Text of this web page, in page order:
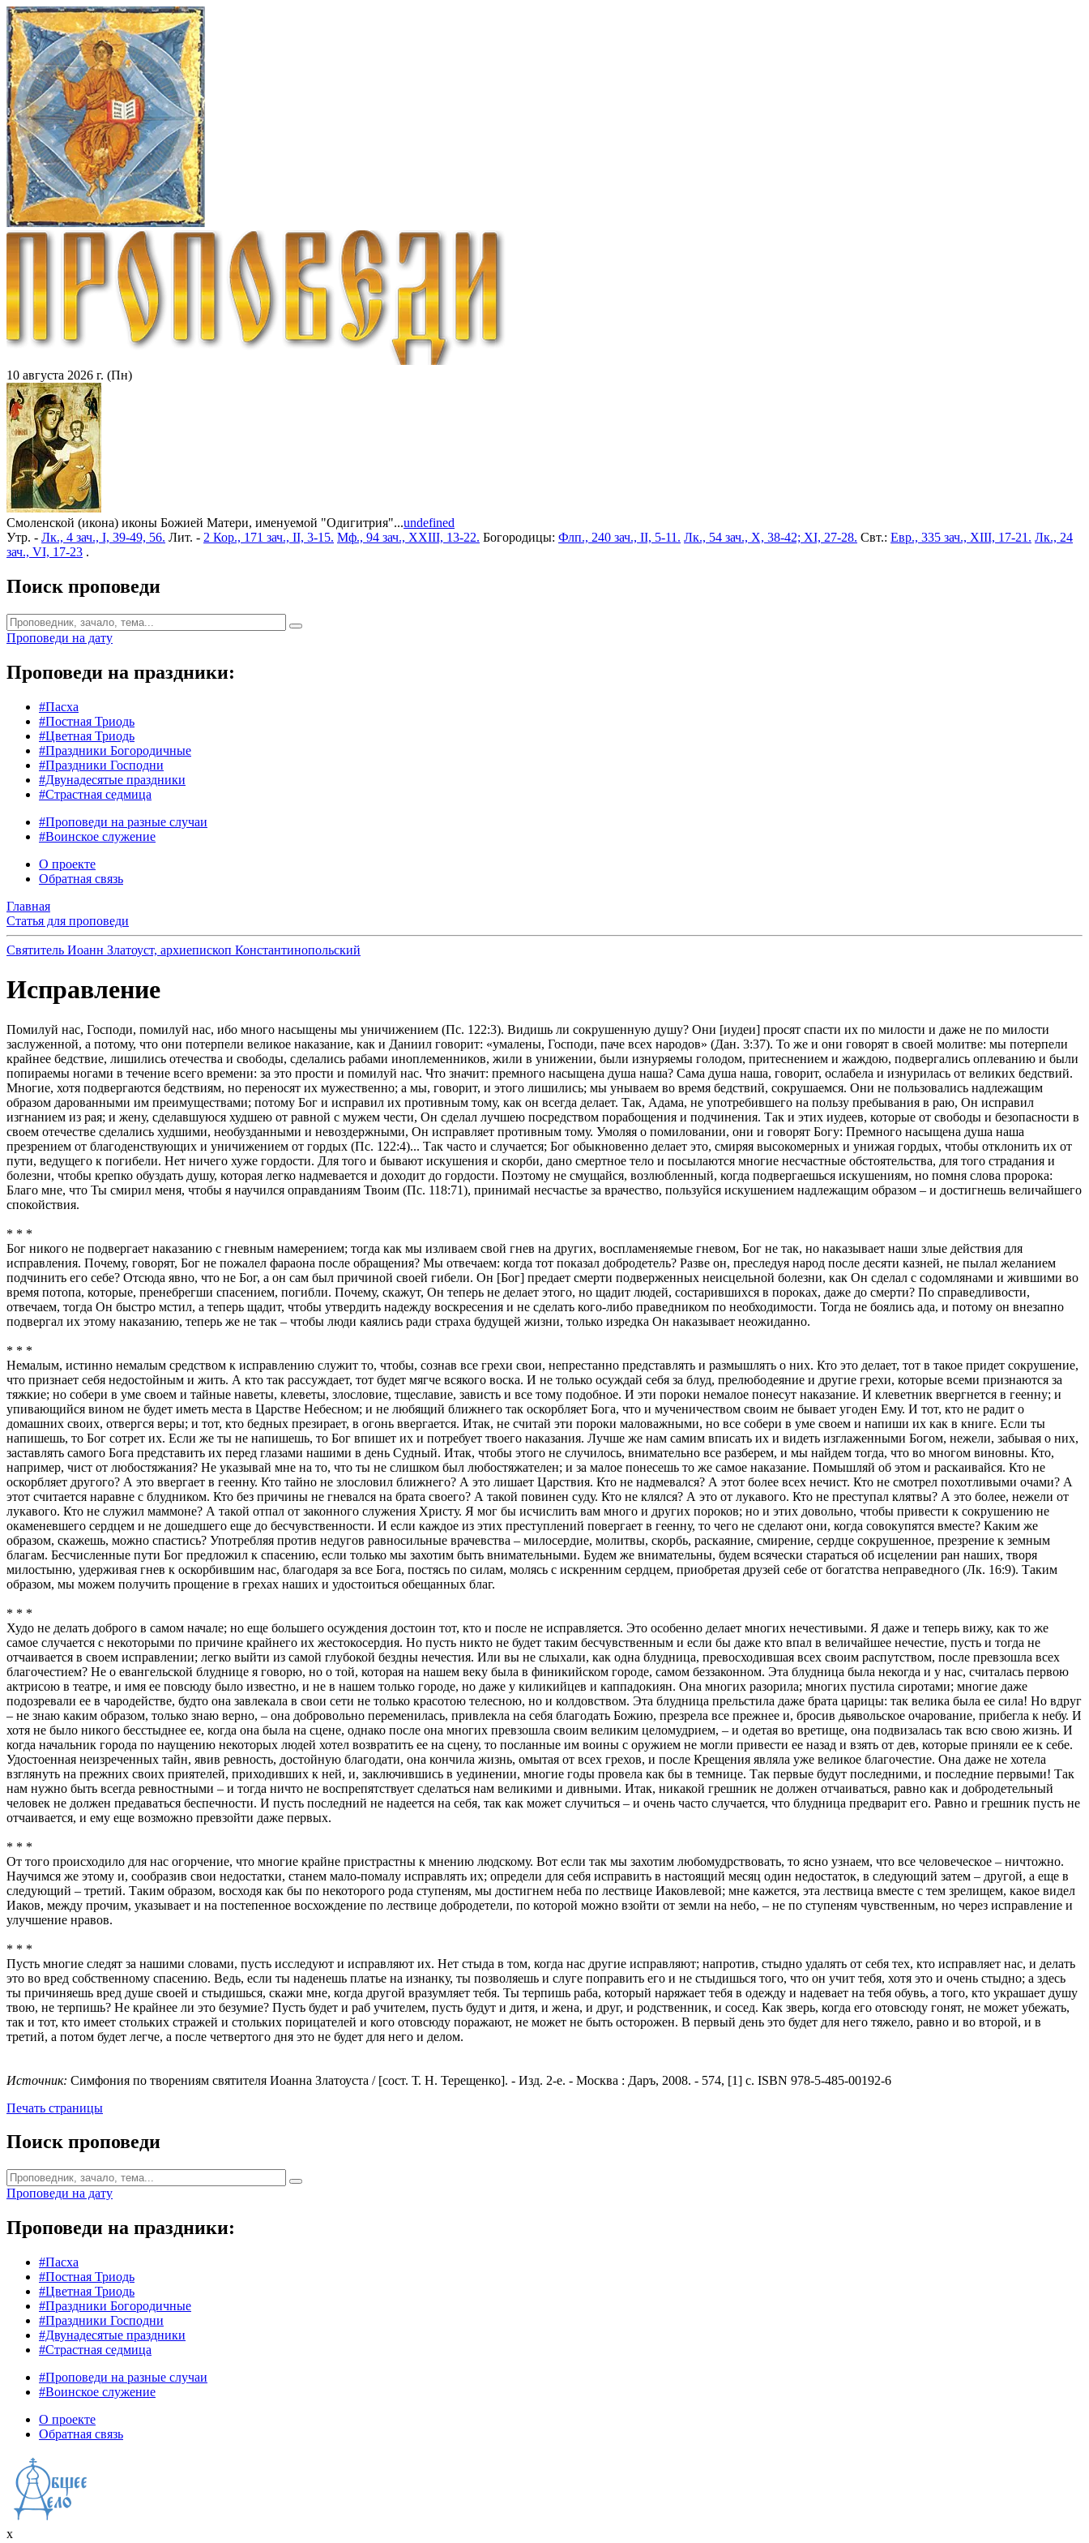
10 августа 2026 г. (Пн)
Смоленской (икона) иконы Божией Матери, именуемой "Одигитрия"...undefined
Утр. - Лк., 4 зач., I, 39-49, 56. Лит. - 2 Кор., 171 зач., II, 3-15. Мф., 94 зач., XXIII, 13-22. Богородицы: Флп., 240 зач., II, 5-11. Лк., 54 зач., X, 38-42; XI, 27-28. Свт.: Евр., 335 зач., XIII, 17-21. Лк., 24
зач., VI, 17-23 .
Поиск проповеди
Проповеди на дату
Проповеди на праздники:
#Пасха
#Постная Триодь
#Цветная Триодь
#Праздники Богородичные
#Праздники Господни
#Двунадесятые праздники
#Страстная седмица
#Проповеди на разные случаи
#Воинское служение
О проекте
Обратная связь
Главная
Статья для проповеди
Святитель Иоанн Златоуст, архиепископ Константинопольский
Исправление
Помилуй нас, Господи, помилуй нас, ибо много насыщены мы уничижением (Пс. 122:3). Видишь ли сокрушенную душу? Они [иудеи] просят спасти их по милости и даже не по милости
заслуженной, а потому, что они потерпели великое наказание, как и Даниил говорит: «умалены, Господи, паче всех народов» (Дан. 3:37). То же и они говорят в своей молитве: мы потерпели
крайнее бедствие, лишились отечества и свободы, сделались рабами иноплеменников, жили в унижении, были изнуряемы голодом, притеснением и жаждою, подвергались оплеванию и были
попираемы ногами в течение всего времени: за это прости и помилуй нас. Что значит: премного насыщена душа наша? Сама душа наша, говорит, ослабела и изнурилась от великих бедствий.
Многие, хотя подвергаются бедствиям, но переносят их мужественно; а мы, говорит, и этого лишились; мы унываем во время бедствий, сокрушаемся. Они не пользовались надлежащим
образом дарованными им преимуществами; потому Бог и исправил их противным тому, как он всегда делает. Так, Адама, не употребившего на пользу пребывания в раю, Он исправил
изгнанием из рая; и жену, сделавшуюся худшею от равной с мужем чести, Он сделал лучшею посредством порабощения и подчинения. Так и этих иудеев, которые от свободы и безопасности в
своем отечестве сделались худшими, необузданными и невоздержными, Он исправляет противным тому. Умоляя о помиловании, они и говорят Богу: Премного насыщена душа наша
презрением от благоденствующих и уничижением от гордых (Пс. 122:4)... Так часто и случается; Бог обыкновенно делает это, смиряя высокомерных и унижая гордых, чтобы отклонить их от
пути, ведущего к погибели. Нет ничего хуже гордости. Для того и бывают искушения и скорби, дано смертное тело и посылаются многие несчастные обстоятельства, для того страдания и
болезни, чтобы крепко обуздать душу, которая легко надмевается и доходит до гордости. Поэтому не смущайся, возлюбленный, когда подвергаешься искушениям, но помня слова пророка:
Благо мне, что Ты смирил меня, чтобы я научился оправданиям Твоим (Пс. 118:71), принимай несчастье за врачество, пользуйся искушением надлежащим образом – и достигнешь величайшего
спокойствия.
* * *
Бог никого не подвергает наказанию с гневным намерением; тогда как мы изливаем свой гнев на других, воспламеняемые гневом, Бог не так, но наказывает наши злые действия для
исправления. Почему, говорят, Бог не пожалел фараона после обращения? Мы отвечаем: когда тот показал добродетель? Разве он, преследуя народ после десяти казней, не пылал желанием
подчинить его себе? Отсюда явно, что не Бог, а он сам был причиной своей гибели. Он [Бог] предает смерти подверженных неисцельной болезни, как Он сделал с содомлянами и жившими во
время потопа, которые, пренебрегши спасением, погибли. Почему, скажут, Он теперь не делает этого, но щадит людей, состарившихся в пороках, даже до смерти? По справедливости,
отвечаем, тогда Он быстро мстил, а теперь щадит, чтобы утвердить надежду воскресения и не сделать кого-либо праведником по необходимости. Тогда не боялись ада, и потому он внезапно
подвергал их этому наказанию, теперь же не так – чтобы люди каялись ради страха будущей жизни, только изредка Он наказывает неожиданно.
* * *
Немалым, истинно немалым средством к исправлению служит то, чтобы, сознав все грехи свои, непрестанно представлять и размышлять о них. Кто это делает, тот в такое придет сокрушение,
что признает себя недостойным и жить. А кто так рассуждает, тот будет мягче всякого воска. И не только осуждай себя за блуд, прелюбодеяние и другие грехи, которые всеми признаются за
тяжкие; но собери в уме своем и тайные наветы, клеветы, злословие, тщеславие, зависть и все тому подобное. И эти пороки немалое понесут наказание. И клеветник ввергнется в геенну; и
упивающийся вином не будет иметь места в Царстве Небесном; и не любящий ближнего так оскорбляет Бога, что и мученичеством своим не бывает угоден Ему. И тот, кто не радит о
домашних своих, отвергся веры; и тот, кто бедных презирает, в огонь ввергается. Итак, не считай эти пороки маловажными, но все собери в уме своем и напиши их как в книге. Если ты
напишешь, то Бог сотрет их. Если же ты не напишешь, то Бог впишет их и потребует твоего наказания. Лучше же нам самим вписать их и видеть изглаженными Богом, нежели, забывая о них,
заставлять самого Бога представить их перед глазами нашими в день Судный. Итак, чтобы этого не случилось, внимательно все разберем, и мы найдем тогда, что во многом виновны. Кто,
например, чист от любостяжания? Не указывай мне на то, что ты не слишком был любостяжателен; и за малое понесешь то же самое наказание. Помышляй об этом и раскаивайся. Кто не
оскорбляет другого? А это ввергает в геенну. Кто тайно не злословил ближнего? А это лишает Царствия. Кто не надмевался? А этот более всех нечист. Кто не смотрел похотливыми очами? А
этот считается наравне с блудником. Кто без причины не гневался на брата своего? А такой повинен суду. Кто не клялся? А это от лукавого. Кто не преступал клятвы? А это более, нежели от
лукавого. Кто не служил маммоне? А такой отпал от законного служения Христу. Я мог бы исчислить вам много и других пороков; но и этих довольно, чтобы привести к сокрушению не
окаменевшего сердцем и не дошедшего еще до бесчувственности. И если каждое из этих преступлений повергает в геенну, то чего не сделают они, когда совокупятся вместе? Каким же
образом, скажешь, можно спастись? Употребляя против недугов равносильные врачевства – милосердие, молитвы, скорбь, раскаяние, смирение, сердце сокрушенное, презрение к земным
благам. Бесчисленные пути Бог предложил к спасению, если только мы захотим быть внимательными. Будем же внимательны, будем всячески стараться об исцелении ран наших, творя
милостыню, удерживая гнев к оскорбившим нас, благодаря за все Бога, постясь по силам, молясь с искренним сердцем, приобретая друзей себе от богатства неправедного (Лк. 16:9). Таким
образом, мы можем получить прощение в грехах наших и удостоиться обещанных благ.
* * *
Худо не делать доброго в самом начале; но еще большего осуждения достоин тот, кто и после не исправляется. Это особенно делает многих нечестивыми. Я даже и теперь вижу, как то же
самое случается с некоторыми по причине крайнего их жестокосердия. Но пусть никто не будет таким бесчувственным и если бы даже кто впал в величайшее нечестие, пусть и тогда не
отчаивается в своем исправлении; легко выйти из самой глубокой бездны нечестия. Или вы не слыхали, как одна блудница, превосходившая всех своим распутством, после превзошла всех
благочестием? Не о евангельской блуднице я говорю, но о той, которая на нашем веку была в финикийском городе, самом беззаконном. Эта блудница была некогда и у нас, считалась первою
актрисою в театре, и имя ее повсюду было известно, и не в нашем только городе, но даже у киликийцев и каппадокиян. Она многих разорила; многих пустила сиротами; многие даже
подозревали ее в чародействе, будто она завлекала в свои сети не только красотою телесною, но и колдовством. Эта блудница прельстила даже брата царицы: так велика была ее сила! Но вдруг
– не знаю каким образом, только знаю верно, – она добровольно переменилась, привлекла на себя благодать Божию, презрела все прежнее и, бросив дьявольское очарование, прибегла к небу. И
хотя не было никого бесстыднее ее, когда она была на сцене, однако после она многих превзошла своим великим целомудрием, – и одетая во вретище, она подвизалась так всю свою жизнь. И
когда начальник города по наущению некоторых людей хотел возвратить ее на сцену, то посланные им воины с оружием не могли привести ее назад и взять от дев, которые приняли ее к себе.
Удостоенная неизреченных тайн, явив ревность, достойную благодати, она кончила жизнь, омытая от всех грехов, и после Крещения являла уже великое благочестие. Она даже не хотела
взглянуть на прежних своих приятелей, приходивших к ней, и, заключившись в уединении, многие годы провела как бы в темнице. Так первые будут последними, и последние первыми! Так
нам нужно быть всегда ревностными – и тогда ничто не воспрепятствует сделаться нам великими и дивными. Итак, никакой грешник не должен отчаиваться, равно как и добродетельный
человек не должен предаваться беспечности. И пусть последний не надеется на себя, так как может случиться – и очень часто случается, что блудница предварит его. Равно и грешник пусть не
отчаивается, и ему еще возможно превзойти даже первых.
* * *
От того происходило для нас огорчение, что многие крайне пристрастны к мнению людскому. Вот если так мы захотим любомудрствовать, то ясно узнаем, что все человеческое – ничтожно.
Научимся же этому и, сообразив свои недостатки, станем мало-помалу исправлять их; определи для себя исправить в настоящий месяц один недостаток, в следующий затем – другой, а еще в
следующий – третий. Таким образом, восходя как бы по некоторого рода ступеням, мы достигнем неба по лествице Иаковлевой; мне кажется, эта лествица вместе с тем зрелищем, какое видел
Иаков, между прочим, указывает и на постепенное восхождение по лествице добродетели, по которой можно взойти от земли на небо, – не по ступеням чувственным, но через исправление и
улучшение нравов.
* * *
Пусть многие следят за нашими словами, пусть исследуют и исправляют их. Нет стыда в том, когда нас другие исправляют; напротив, стыдно удалять от себя тех, кто исправляет нас, и делать
это во вред собственному спасению. Ведь, если ты наденешь платье на изнанку, ты позволяешь и слуге поправить его и не стыдишься того, что он учит тебя, хотя это и очень стыдно; а здесь
ты причиняешь вред душе своей и стыдишься, скажи мне, когда другой вразумляет тебя. Ты терпишь раба, который наряжает тебя в одежду и надевает на тебя обувь, а того, кто украшает душу
твою, не терпишь? Не крайнее ли это безумие? Пусть будет и раб учителем, пусть будут и дитя, и жена, и друг, и родственник, и сосед. Как зверь, когда его отовсюду гонят, не может убежать,
так и тот, кто имеет стольких стражей и стольких порицателей и кого отовсюду поражают, не может не быть осторожен. В первый день это будет для него тяжело, равно и во второй, и в
третий, а потом будет легче, а после четвертого дня это не будет для него и делом.
Источник: Симфония по творениям святителя Иоанна Златоуста / [сост. Т. Н. Терещенко]. - Изд. 2-е. - Москва : Даръ, 2008. - 574, [1] с. ISBN 978-5-485-00192-6
Печать страницы
Поиск проповеди
Проповеди на дату
Проповеди на праздники:
#Пасха
#Постная Триодь
#Цветная Триодь
#Праздники Богородичные
#Праздники Господни
#Двунадесятые праздники
#Страстная седмица
#Проповеди на разные случаи
#Воинское служение
О проекте
Обратная связь
x